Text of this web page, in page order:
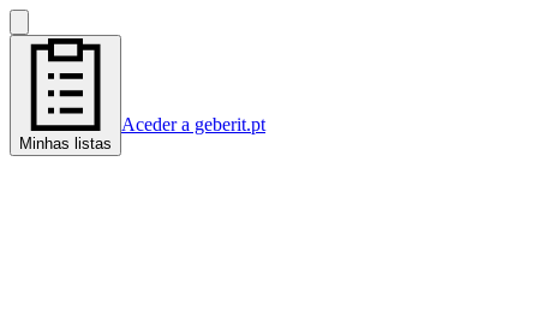
Minhas listas
Aceder a geberit.pt